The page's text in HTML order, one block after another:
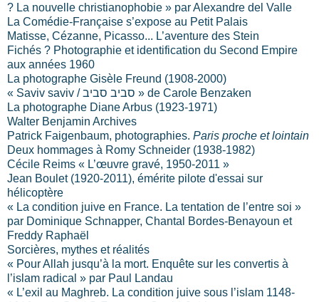
? La nouvelle christianophobie » par Alexandre del Valle
La Comédie-Française s’expose au Petit Palais
Matisse, Cézanne, Picasso... L’aventure des Stein
Fichés ? Photographie et identification du Second Empire
aux années 1960
La photographe Gisèle Freund (1908-2000)
« Saviv saviv / סביב סביב » de Carole Benzaken
La photographe Diane Arbus (1923-1971)
Walter Benjamin Archives
Patrick Faigenbaum, photographies. Paris proche et lointain
Deux hommages à Romy Schneider (1938-1982)
Cécile Reims « L’œuvre gravé, 1950-2011 »
Jean Boulet (1920-2011), émérite pilote d'essai sur
hélicoptère
« La condition juive en France. La tentation de l’entre soi »
par Dominique Schnapper, Chantal Bordes-Benayoun et
Freddy Raphaël
Sorcières, mythes et réalités
« Pour Allah jusqu’à la mort. Enquête sur les convertis à
l’islam radical » par Paul Landau
« L’exil au Maghreb. La condition juive sous l’islam 1148-